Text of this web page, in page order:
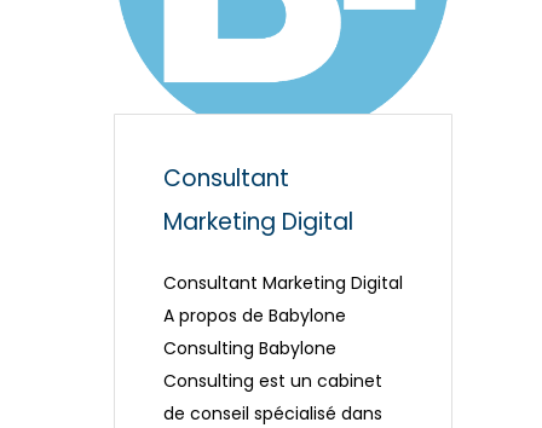
Consultant
Marketing Digital
Consultant Marketing Digital
A propos de Babylone
Consulting Babylone
Consulting est un cabinet
de conseil spécialisé dans